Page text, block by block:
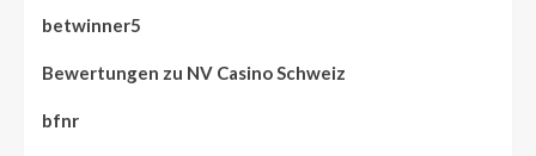
betwinner5
Bewertungen zu NV Casino Schweiz
bfnr